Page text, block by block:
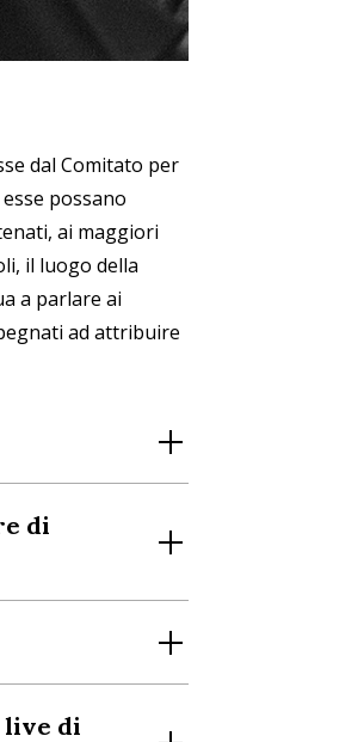
dal Comitato per
possano
ai maggiori
il luogo della
a parlare ai
ad attribuire
di
live di